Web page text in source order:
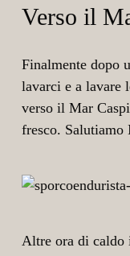
Verso il
Finalmente dopo
lavarci e a lavare
verso il Mar
fresco.
Altre ora di caldo